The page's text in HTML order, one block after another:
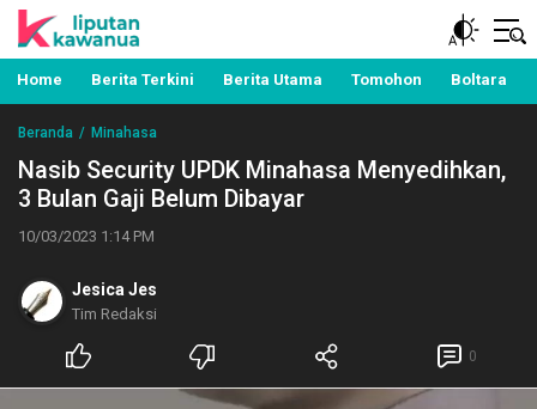
Liputan Kawanua
Berita Manado, Sulawesi Utara, Kawanua, Politik,
Pemerintahan, Hukum Kriminal dan Nasional
Home Berita Terkini Berita Utama Tomohon Boltara
Beranda Minahasa
Nasib Security UPDK Minahasa Menyedihkan,
3 Bulan Gaji Belum Dibayar
10/03/2023 1:14 PM
Jesica Jes
Tim Redaksi
0